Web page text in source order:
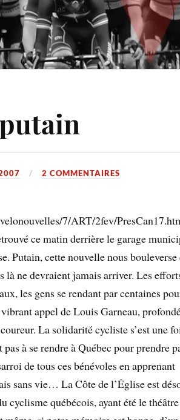
2 COMMENTAIRES
7/ART/2fev/
ce matin derrière le garage
Putain, cette nouvelle nous
ne devraient jamais arriver. Les
les gens se rendant par centaines
appel de Louis Garneau,
La solidarité cycliste s’est une
à se rendre à Québec pour prendre
de tous ces bénévoles en apprenant
sans vie… La Côte de l’Église est
cyclisme québécois, ayant été le